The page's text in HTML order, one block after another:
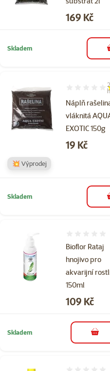
Cena
169 Kč
Skladem
Náplň
vláknitá
EXOTIC 150g
Hodnocení
Cena
19 Kč
💥 Výprodej
Skladem
Bioflor Rataj
hnojivo pro
akvarijní
150ml
Cena
109 Kč
Skladem do